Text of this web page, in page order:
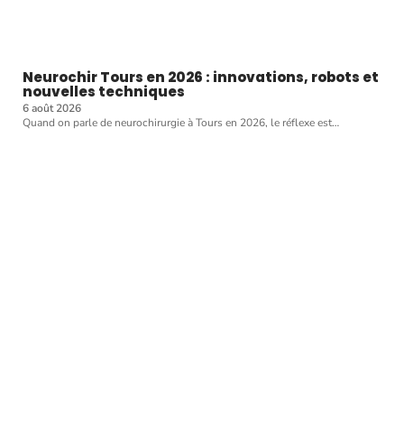
Neurochir Tours en 2026 : innovations, robots et
nouvelles techniques
6 août 2026
Quand on parle de neurochirurgie à Tours en 2026, le réflexe est…